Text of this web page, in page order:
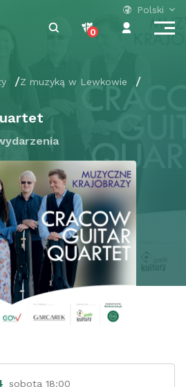
Polski
0
Z muzyką w Lewkowie
sobota 18:00